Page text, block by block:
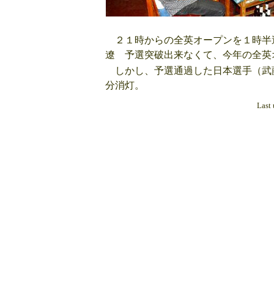
２１時からの全英オープンを１時
遼 予選突破出来なくて、今年の全英
しかし、予選通過した日本選手（
分消灯。
Last